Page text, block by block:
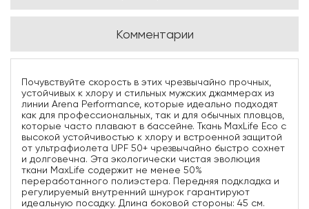
Комментарии
Почувствуйте скорость в этих чрезвычайно прочных,
устойчивых к хлору и стильных мужских джаммерах из
линии Arena Performance, которые идеально подходят
как для профессиональных, так и для обычных пловцов,
которые часто плавают в бассейне. Ткань MaxLife Eco с
высокой устойчивостью к хлору и встроенной защитой
от ультрафиолета UPF 50+ чрезвычайно быстро сохнет
и долговечна. Эта экологически чистая эволюция
ткани MaxLife содержит не менее 50%
переработанного полиэстера. Передняя подкладка и
регулируемый внутренний шнурок гарантируют
идеальную посадку. Длина боковой стороны: 45 см.